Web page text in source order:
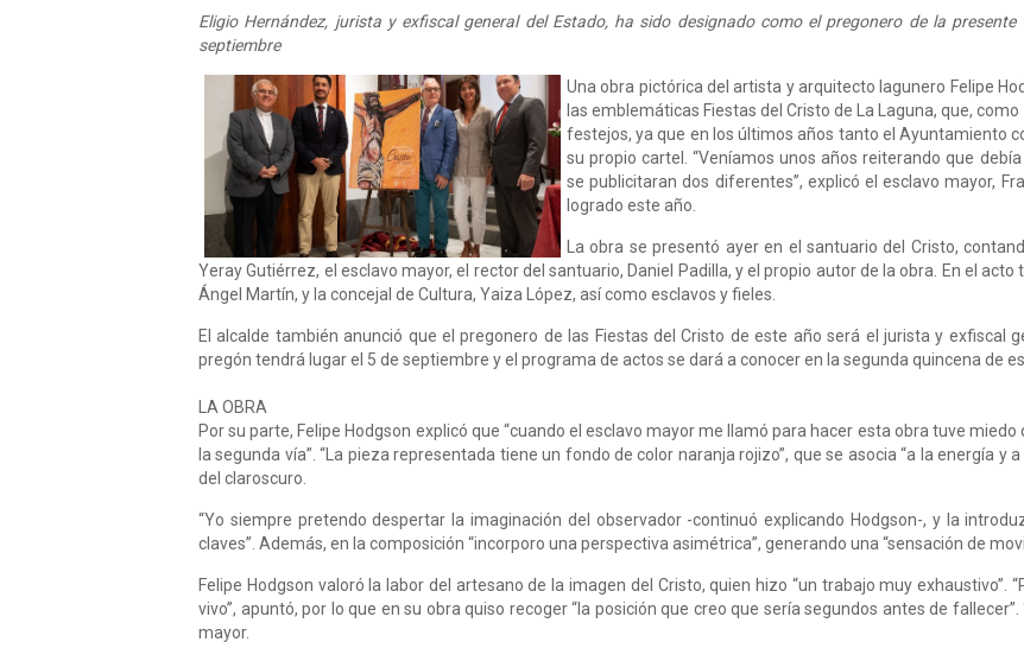
Eligio Hernández, jurista y exfiscal general del Estado, ha sido designado como el pregonero de la
septiembre
Una obra pictórica del artista y arquitecto lagunero Felipe
las emblemáticas Fiestas del Cristo de La Laguna, que,
festejos, ya que en los últimos años tanto el Ayuntamiento
su propio cartel. “Veníamos unos años reiterando que
se publicitaran dos diferentes”, explicó el esclavo mayor,
logrado este año.
La obra se presentó ayer en el santuario del Cristo,
Yeray Gutiérrez, el esclavo mayor, el rector del santuario, Daniel Padilla, y el propio autor de la obra. En el
Ángel Martín, y la concejal de Cultura, Yaiza López, así como esclavos y fieles.
El alcalde también anunció que el pregonero de las Fiestas del Cristo de este año será el jurista y exfiscal
pregón tendrá lugar el 5 de septiembre y el programa de actos se dará a conocer en la segunda quincena de
LA OBRA
Por su parte, Felipe Hodgson explicó que “cuando el esclavo mayor me llamó para hacer esta obra tuve
la segunda vía”. “La pieza representada tiene un fondo de color naranja rojizo”, que se asocia “a la energía y
del claroscuro.
“Yo siempre pretendo despertar la imaginación del observador -continuó explicando Hodgson-, y la
claves”. Además, en la composición “incorporo una perspectiva asimétrica”, generando una “sensación de
Felipe Hodgson valoró la labor del artesano de la imagen del Cristo, quien hizo “un trabajo muy exhaustivo”.
vivo”, apuntó, por lo que en su obra quiso recoger “la posición que creo que sería segundos antes de
mayor.